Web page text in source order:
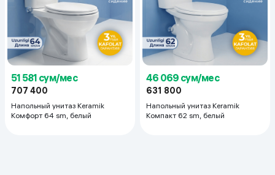
51 581 сум/мес
707 400
Напольный унитаз Keramik
Комфорт 64 sm, белый
46 069 сум/мес
631 800
Напольный унитаз Keramik
Компакт 62 sm, белый